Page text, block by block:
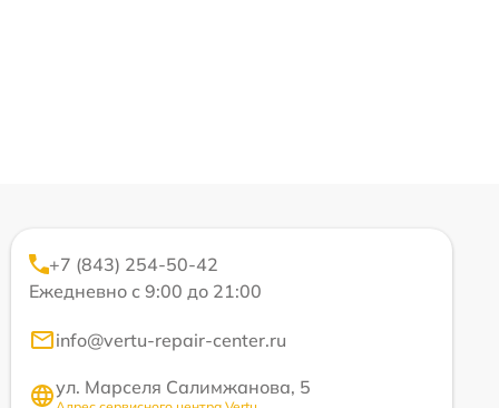
+7 (843) 254-50-42
Ежедневно с 9:00 до 21:00
info@vertu-repair-center.ru
ул. Марселя Салимжанова, 5